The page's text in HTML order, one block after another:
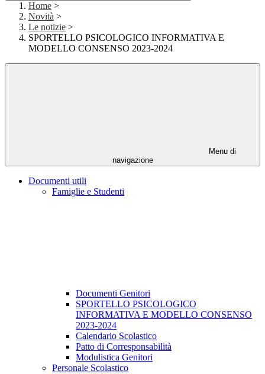
Home >
Novità >
Le notizie >
SPORTELLO PSICOLOGICO INFORMATIVA E
MODELLO CONSENSO 2023-2024
Menu di
navigazione
Documenti utili
Famiglie e Studenti
Documenti Genitori
SPORTELLO PSICOLOGICO
INFORMATIVA E MODELLO CONSENSO
2023-2024
Calendario Scolastico
Patto di Corresponsabilità
Modulistica Genitori
Personale Scolastico